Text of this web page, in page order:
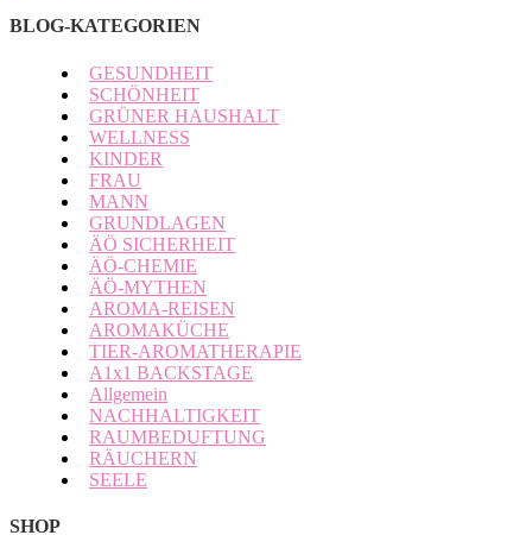
BLOG-KATEGORIEN
GESUNDHEIT
SCHÖNHEIT
GRÜNER HAUSHALT
WELLNESS
KINDER
FRAU
MANN
GRUNDLAGEN
ÄÖ SICHERHEIT
ÄÖ-CHEMIE
ÄÖ-MYTHEN
AROMA-REISEN
AROMAKÜCHE
TIER-AROMATHERAPIE
A1x1 BACKSTAGE
Allgemein
NACHHALTIGKEIT
RAUMBEDUFTUNG
RÄUCHERN
SEELE
SHOP